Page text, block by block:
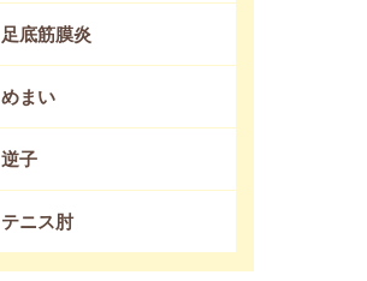
足底筋膜炎
めまい
逆子
テニス肘